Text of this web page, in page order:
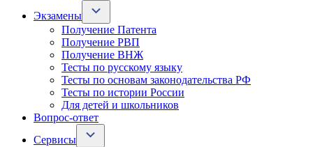
Экзамены
Получение Патента
Получение РВП
Получение ВНЖ
Тесты по русскому языку
Тесты по основам законодательства РФ
Тесты по истории России
Для детей и школьников
Вопрос-ответ
Сервисы